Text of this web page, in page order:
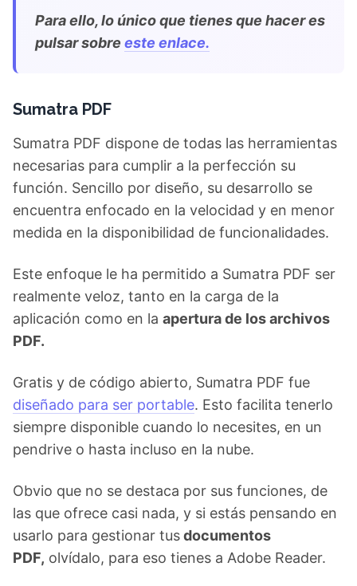
Para ello, lo único que tienes que hacer es
pulsar sobre este enlace.
Sumatra PDF
Sumatra PDF dispone de todas las herramientas
necesarias para cumplir a la perfección su
función. Sencillo por diseño, su desarrollo se
encuentra enfocado en la velocidad y en menor
medida en la disponibilidad de funcionalidades.
Este enfoque le ha permitido a Sumatra PDF ser
realmente veloz, tanto en la carga de la
aplicación como en la apertura de los archivos
PDF.
Gratis y de código abierto, Sumatra PDF fue
diseñado para ser portable. Esto facilita tenerlo
siempre disponible cuando lo necesites, en un
pendrive o hasta incluso en la nube.
Obvio que no se destaca por sus funciones, de
las que ofrece casi nada, y si estás pensando en
usarlo para gestionar tusdocumentos
PDF, olvídalo, para eso tienes a Adobe Reader.